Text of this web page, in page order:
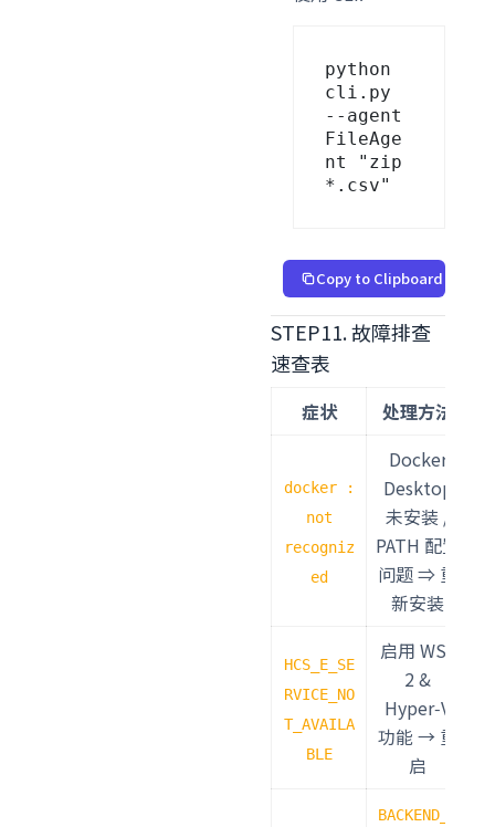
python
cli.py
--agent
FileAge
nt "zip
*.csv"
Copy to Clipboard
STEP11. 故障排查
速查表
症状 处理方法
docker :
not
recogniz
ed
Docker
Desktop
未安装 /
PATH 配置
问题 ⇒ 重
新安装
HCS_E_SE
RVICE_NO
T_AVAILA
BLE
启用 WSL
2 &
Hyper‑V
功能 → 重
启
BACKEND_U